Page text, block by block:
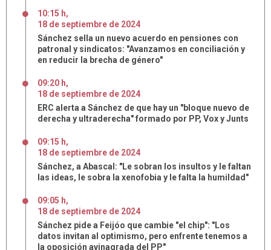
10:15 h,
18 de septiembre de 2024
Sánchez sella un nuevo acuerdo en pensiones con
patronal y sindicatos: "Avanzamos en conciliación y
en reducir la brecha de género"
09:20 h,
18 de septiembre de 2024
ERC alerta a Sánchez de que hay un "bloque nuevo de
derecha y ultraderecha" formado por PP, Vox y Junts
09:15 h,
18 de septiembre de 2024
Sánchez, a Abascal: "Le sobran los insultos y le faltan
las ideas, le sobra la xenofobia y le falta la humildad"
09:05 h,
18 de septiembre de 2024
Sánchez pide a Feijóo que cambie "el chip": "Los
datos invitan al optimismo, pero enfrente tenemos a
la oposición avinagrada del PP"